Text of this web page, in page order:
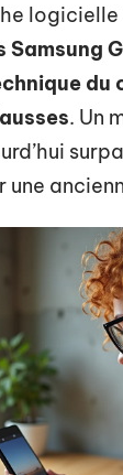
logicielle
Samsung
du
. Un
une